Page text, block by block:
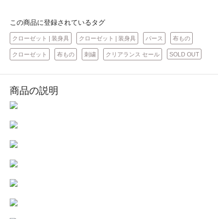
この商品に登録されているタグ
クローゼット | 装身具 クローゼット | 装身具 パース 布もの
クローゼット 布もの 刺繍 クリアランス セール SOLD OUT
商品の説明